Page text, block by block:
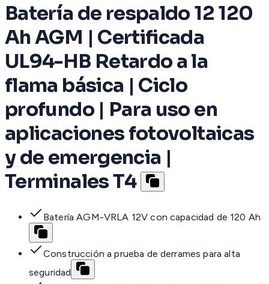
Batería de respaldo 12 120
Ah AGM | Certificada
UL94-HB Retardo a la
flama básica | Ciclo
profundo | Para uso en
aplicaciones fotovoltaicas
y de emergencia |
Terminales T4
Batería AGM-VRLA 12V con capacidad de 120 Ah
Construcción a prueba de derrames para alta
seguridad